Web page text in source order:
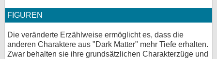
FIGUREN
Die veränderte Erzählweise ermöglicht es, dass die
anderen Charaktere aus "Dark Matter" mehr Tiefe erhalten.
Zwar behalten sie ihre grundsätzlichen Charakterzüge und